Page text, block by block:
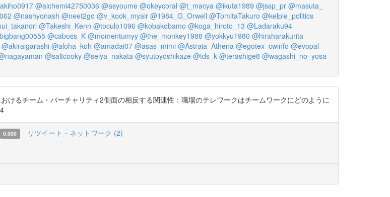
@alchemi42750036 @asyoume @okeycoral @t_macya @ikuta1989 @jssp_pr @masuta_
@nashyonash @neet2go @v_kook_myair @1984_G_Orwell @TomitaTakuro @kelpie_politics
@Takeshi_Kenn @toculo1096 @kobakobamo @koga_hiroto_13 @Ladaraku94
@caboss_K @momentumyy @the_monkey1988 @yokkyu1980 @hiraharakurita
@akiraigarashi @aloha_koh @amadai07 @asas_mimi @Astraia_Athena @egotex_cwinfo @evopal
@saltcooky @seiya_nakata @syutoyoshikaze @tds_k @terashige8 @wagashi_no_yosa
るチーム・バーチャリティ2側面の相反する関連性：職場のテレワークはチームワークにどのように
0.000 リツイート・ネットワーク (2)